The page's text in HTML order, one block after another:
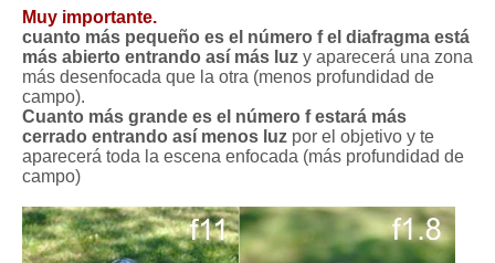
Muy importante.
cuanto más pequeño es el número f el diafragma está
más abierto entrando así más luz y aparecerá una zona
más desenfocada que la otra (menos profundidad de
campo).
Cuanto más grande es el número f estará más
cerrado entrando así menos luz por el objetivo y te
aparecerá toda la escena enfocada (más profundidad de
campo)